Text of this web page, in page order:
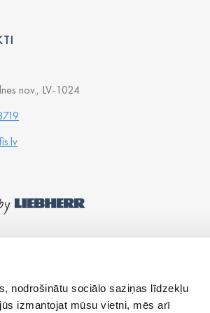
nodrošinātu sociālo saziņas līdzekļu
izmantojat mūsu vietni, mēs arī
nov., LV-1024